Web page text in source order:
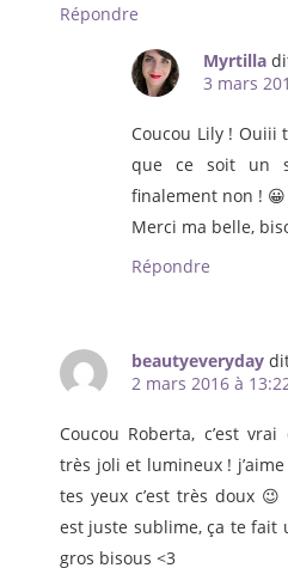
Répondre
Myrtilla
3 mars
Coucou Lily ! Ouiii
que ce soit un
finalement non ! 😀
Merci ma belle,
Répondre
beautyeveryday
2 mars 2016 à
Coucou Roberta, c’est
très joli et lumineux !
tes yeux c’est très doux
est juste sublime, ça te fait
gros bisous <3